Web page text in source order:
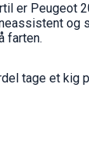
er Peugeot
farten.
tage et